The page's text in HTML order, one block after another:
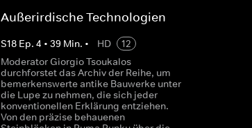
Außerirdische Technologien
S18 Ep. 4 • 39Min. • HD
12
Moderator Giorgio Tsoukalos
durchforstet das Archiv der Reihe, um
bemerkenswerte antike Bauwerke unter
die Lupe zu nehmen, die sich jeder
konventionellen Erklärung entziehen.
Von den präzise behauenen